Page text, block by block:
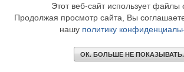
Этот веб-сайт использует файлы
Продолжая просмотр сайта, Вы
нашу политику
ОК. БОЛЬШЕ НЕ ПОКАЗЫВАТЬ.